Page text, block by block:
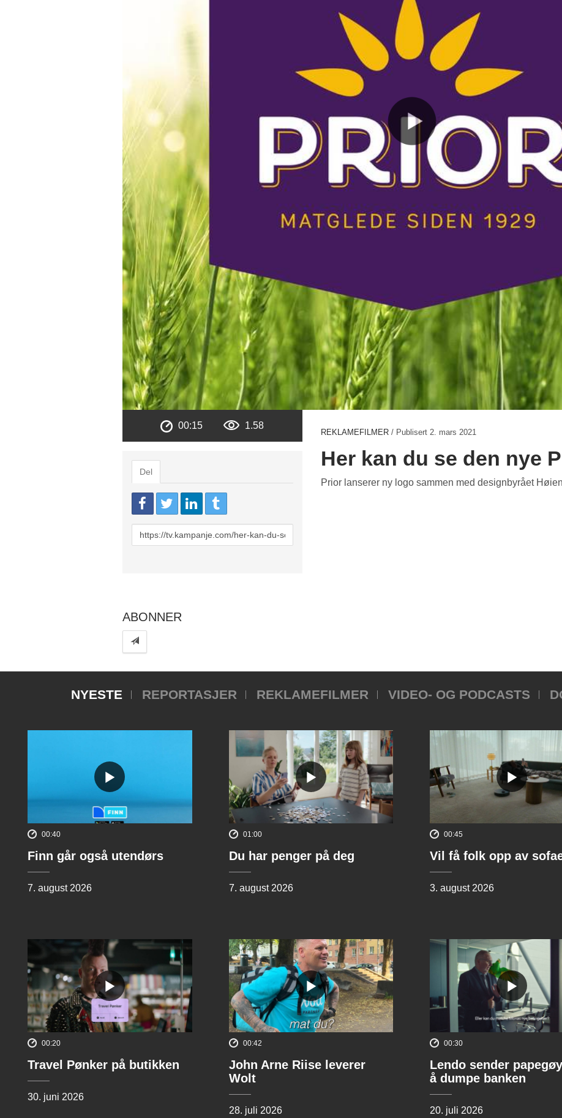
00:15 1.58
Del
URL
to
REKLAMEFILMER / Publisert2. mars 2021
Her kan du se den nye
Prior lanserer ny logo sammen med designbyrået
ABONNER
NYESTE REPORTASJER REKLAMEFILMER VIDEO- OG PODCASTS
00:40
Finn går også utendørs
7. august 2026
01:00
Du har penger på deg
7. august 2026
00:45
Vil få folk opp av
3. august 2026
00:20
Travel Pønker på butikken
30. juni 2026
00:42
John Arne Riise leverer
Wolt
28. juli 2026
00:30
Lendo sender
å dumpe banken
20. juli 2026